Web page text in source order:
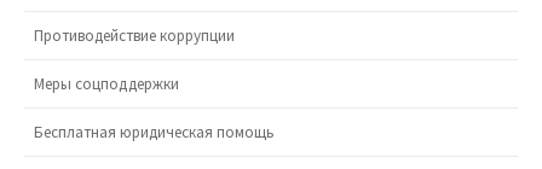
Противодействие коррупции
Меры соцподдержки
Бесплатная юридическая помощь